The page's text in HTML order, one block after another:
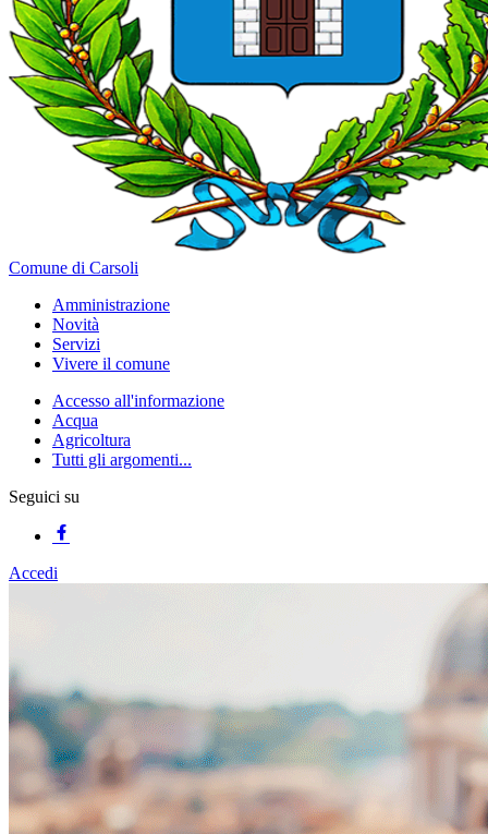
Comune di Carsoli
Amministrazione
Novità
Servizi
Vivere il comune
Accesso all'informazione
Acqua
Agricoltura
Tutti gli argomenti...
Seguici su
Accedi